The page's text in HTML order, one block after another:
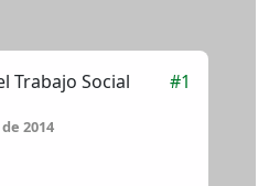
#1
Trabajo Social
2014